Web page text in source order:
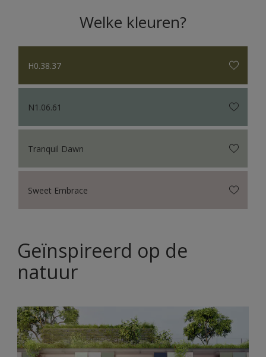
Welke kleuren?
H0.38.37
N1.06.61
Tranquil Dawn
Sweet Embrace
Geïnspireerd op de
natuur